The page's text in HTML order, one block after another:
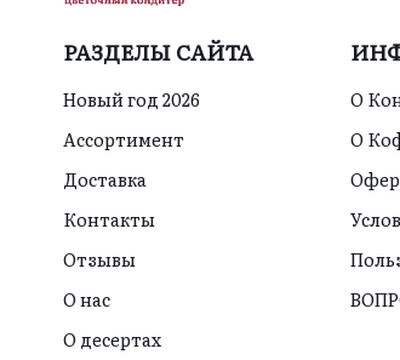
РАЗДЕЛЫ САЙТА
Новый год 2026
Ассортимент
Доставка
Контакты
Отзывы
О нас
О десертах
О
О